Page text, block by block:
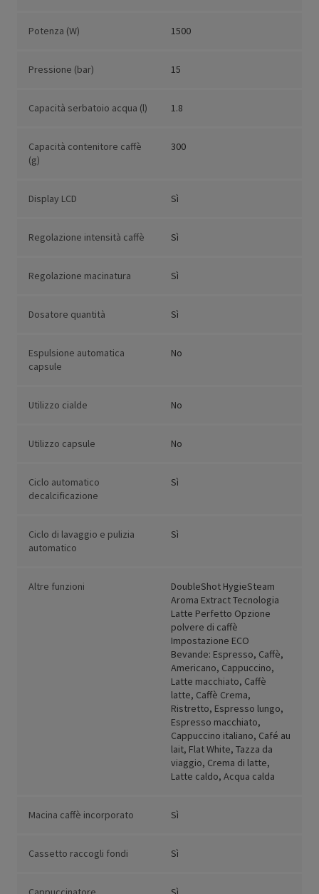
Potenza (W) 1500
Pressione (bar) 15
Capacità serbatoio acqua (l) 1.8
Capacità contenitore caffè
(g)
300
Display LCD Sì
Regolazione intensità caffè Sì
Regolazione macinatura Sì
Dosatore quantità Sì
Espulsione automatica
capsule
No
Utilizzo cialde No
Utilizzo capsule No
Ciclo automatico
decalcificazione
Sì
Ciclo di lavaggio e pulizia
automatico
Sì
Altre funzioni
DoubleShot HygieSteam
Aroma Extract Tecnologia
Latte Perfetto Opzione
polvere di caffè
Impostazione ECO
Bevande: Espresso, Caffè,
Americano, Cappuccino,
Latte macchiato, Caffè
latte, Caffè Crema,
Ristretto, Espresso lungo,
Espresso macchiato,
Cappuccino italiano, Café au
lait, Flat White, Tazza da
viaggio, Crema di latte,
Latte caldo, Acqua calda
Macina caffè incorporato Sì
Cassetto raccogli fondi Sì